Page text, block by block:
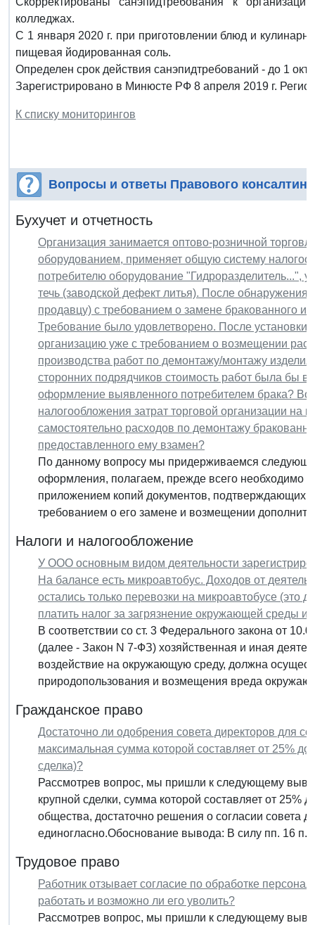
колледжах.
С 1 января 2020 г. при приготовлении блюд и
пищевая йодированная соль.
Определен срок действия санэпидтребований - до 1
Зарегистрировано в Минюсте РФ 8 апреля 2019 г.
К списку мониторингов
Вопросы и ответы Правового
Бухучет и отчетность
Организация занимается оптово-розничной
оборудованием, применяет общую систему
потребителю оборудование "Гидроразделитель...",
течь (заводской дефект литья). После обнаружения
продавцу) с требованием о замене бракованного
Требование было удовлетворено. После установки
организацию уже с требованием о возмещении
производства работ по демонтажу/монтажу
сторонних подрядчиков стоимость работ была бы
оформление выявленного потребителем брака?
налогообложения затрат торговой организации
самостоятельно расходов по демонтажу
предоставленного ему взамен?
По данному вопросу мы придерживаемся
оформления, полагаем, прежде всего необходимо
приложением копий документов, подтверждающих
требованием о его замене и возмещении
Налоги и налогообложение
У ООО основным видом деятельности
На балансе есть микроавтобус. Доходов от
остались только перевозки на микроавтобусе
платить налог за загрязнение окружающей среды и
В соответствии со ст. 3 Федерального закона от
(далее - Закон N 7-ФЗ) хозяйственная и иная
воздействие на окружающую среду, должна
природопользования и возмещения вреда
Гражданское право
Достаточно ли одобрения совета директоров для
максимальная сумма которой составляет от 25%
сделка)?
Рассмотрев вопрос, мы пришли к следующему
крупной сделки, сумма которой составляет от 25%
общества, достаточно решения о согласии совета
единогласно.Обоснование вывода: В силу пп. 16 п.
Трудовое право
Работник отзывает согласие по обработке
работать и возможно ли его уволить?
Рассмотрев вопрос, мы пришли к следующему